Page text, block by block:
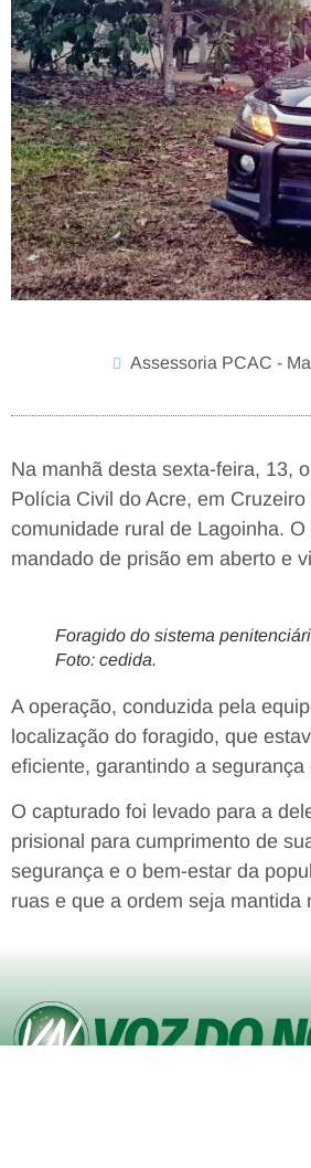
Assessoria PCAC -
Na manhã desta sexta-feira, 13,
Polícia Civil do Acre, em
comunidade rural de Lagoinha.
mandado de prisão em aberto e
Foragido do sistema
Foto: cedida.
A operação, conduzida pela
localização do foragido, que
eficiente, garantindo a
O capturado foi levado para a
prisional para cumprimento de
segurança e o bem-estar da
ruas e que a ordem seja mantida